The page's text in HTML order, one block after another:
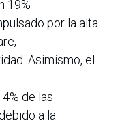
19%
por la alta
Asimismo, el
de las
a la